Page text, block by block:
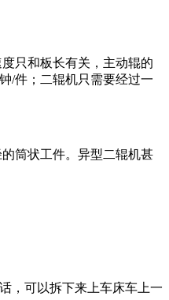
只和板长有关，主动辊的
/件；二辊机只需要经过一
筒状工件。异型二辊机甚
，可以拆下来上车床车上一